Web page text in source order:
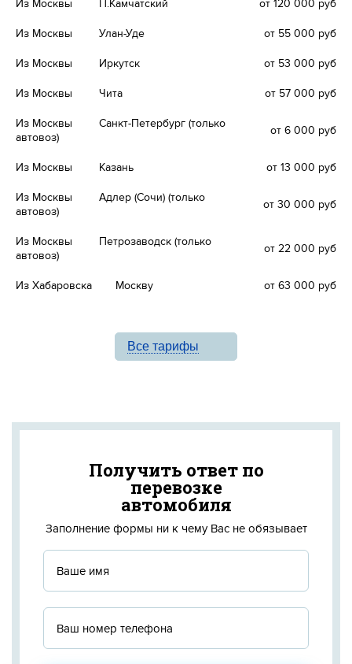
Из Москвы П.Камчатский от 120 000 руб
Из Москвы Улан-Уде от 55 000 руб
Из Москвы Иркутск от 53 000 руб
Из Москвы Чита от 57 000 руб
Из Москвы
Санкт-Петербург (только
автовоз)
от 6 000 руб
Из Москвы Казань от 13 000 руб
Из Москвы
Адлер (Сочи) (только
автовоз)
от 30 000 руб
Из Москвы
Петрозаводск (только
автовоз)
от 22 000 руб
Из Хабаровска Москву от 63 000 руб
Все тарифы
Получить ответ по
перевозке
автомобиля
Заполнение формы ни к чему Вас не обязывает